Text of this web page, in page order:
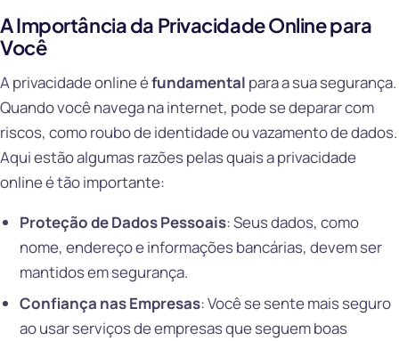
A Importância da Privacidade Online para
Você
A privacidade online éfundamental para a sua segurança.
Quando você navega na internet, pode se deparar com
riscos, como roubo de identidade ou vazamento de dados.
Aqui estão algumas razões pelas quais a privacidade
online é tão importante:
Proteção de Dados Pessoais: Seus dados, como
nome, endereço e informações bancárias, devem ser
mantidos em segurança.
Confiança nas Empresas: Você se sente mais seguro
ao usar serviços de empresas que seguem boas